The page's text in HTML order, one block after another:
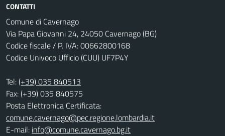
CONTATTI
Comune di Cavernago
Via Papa Giovanni 24, 24050 Cavernago (BG)
Codice fiscale / P. IVA: 00662800168
Codice Univoco Ufficio (CUU) UF7P4Y
Tel:(+39) 035 840513
Fax: (+39) 035 840575
Posta Elettronica Certificata:
comune.cavernago@pec.regione.lombardia.it
E-mail: info@comune.cavernago.bg.it